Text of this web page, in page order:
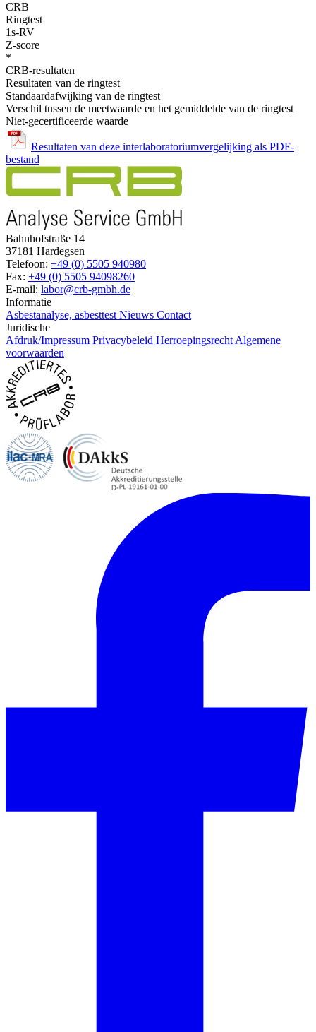
CRB
Ringtest
1s-RV
Z-score
*
CRB-resultaten
Resultaten van de ringtest
Standaardafwijking van de ringtest
Verschil tussen de meetwaarde en het gemiddelde van de ringtest
Niet-gecertificeerde waarde
Resultaten van deze interlaboratoriumvergelijking als PDF-
bestand
Bahnhofstraße 14
37181 Hardegsen
Telefoon: +49 (0) 5505 940980
Fax: +49 (0) 5505 94098260
E-mail: labor@crb-gmbh.de
Informatie
Asbestanalyse, asbesttest Nieuws Contact
Juridische
Afdruk/Impressum Privacybeleid Herroepingsrecht Algemene
voorwaarden